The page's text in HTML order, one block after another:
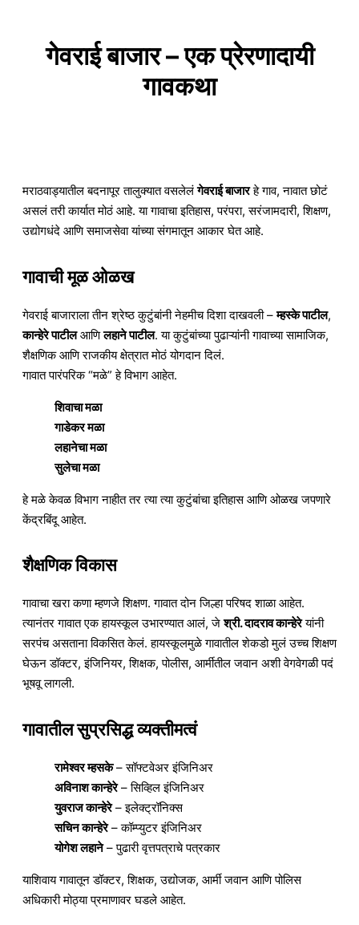
गेवराई बाजार – एक प्रेरणादायी
गावकथा
मराठवाड्यातील बदनापूर तालुक्यात वसलेलंगेवराई बाजारहे गाव, नावात छोटं
असलं तरी कार्यात मोठं आहे. या गावाचा इतिहास, परंपरा, सरंजामदारी, शिक्षण,
उद्योगधंदे आणि समाजसेवा यांच्या संगमातून आकार घेत आहे.
गावाची मूळ ओळख
गेवराई बाजाराला तीन श्रेष्ठ कुटुंबांनी नेहमीच दिशा दाखवली –म्हस्के पाटील,
कान्हेरे पाटीलआणिलहाने पाटील. या कुटुंबांच्या पुढाऱ्यांनी गावाच्या सामाजिक,
शैक्षणिक आणि राजकीय क्षेत्रात मोठं योगदान दिलं.
गावात पारंपरिक “मळे” हे विभाग आहेत.
शिवाचा मळा
गाडेकर मळा
लहानेचा मळा
सुलेचा मळा
हे मळे केवळ विभाग नाहीत तर त्या त्या कुटुंबांचा इतिहास आणि ओळख जपणारे
केंद्रबिंदू आहेत.
शैक्षणिक विकास
गावाचा खरा कणा म्हणजे शिक्षण. गावात दोन जिल्हा परिषद शाळा आहेत.
त्यानंतर गावात एक हायस्कूल उभारण्यात आलं, जेश्री. दादराव कान्हेरेयांनी
सरपंच असताना विकसित केलं. हायस्कूलमुळे गावातील शेकडो मुलं उच्च शिक्षण
घेऊन डॉक्टर, इंजिनियर, शिक्षक, पोलीस, आर्मीतील जवान अशी वेगवेगळी पदं
भूषवू लागली.
गावातील सुप्रसिद्ध व्यक्तीमत्वं
रामेश्वर म्हसके– सॉफ्टवेअर इंजिनिअर
अविनाश कान्हेरे– सिव्हिल इंजिनिअर
युवराज कान्हेरे– इलेक्ट्रॉनिक्स
सचिन कान्हेरे– कॉम्प्युटर इंजिनिअर
योगेश लहाने– पुढारी वृत्तपत्राचे पत्रकार
याशिवाय गावातून डॉक्टर, शिक्षक, उद्योजक, आर्मी जवान आणि पोलिस
अधिकारी मोठ्या प्रमाणावर घडले आहेत.